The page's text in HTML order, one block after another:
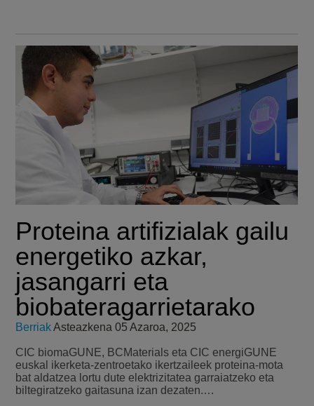
Proteina artifizialak gailu
energetiko azkar,
jasangarri eta
biobateragarrietarako
BerriakAsteazkena 05 Azaroa, 2025
CIC biomaGUNE, BCMaterials eta CIC energiGUNE
euskal ikerketa-zentroetako ikertzaileek proteina-mota
bat aldatzea lortu dute elektrizitatea garraiatzeko eta
biltegiratzeko gaitasuna izan dezaten.…